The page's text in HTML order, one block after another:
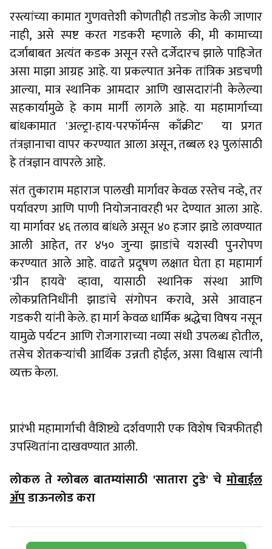
रस्त्यांच्या कामात गुणवत्तेशी कोणतीही तडजोड केली जाणार
नाही, असे स्पष्ट करत गडकरी म्हणाले की, मी कामाच्या
दर्जाबाबत अत्यंत कडक असून रस्ते दर्जेदारच झाले पाहिजेत
असा माझा आग्रह आहे. या प्रकल्पात अनेक तांत्रिक अडचणी
आल्या, मात्र स्थानिक आमदार आणि खासदारांनी केलेल्या
सहकार्यामुळे हे काम मार्गी लागले आहे. या महामार्गाच्या
बांधकामात 'अल्ट्रा-हाय-परफॉर्मन्स काँक्रीट' या प्रगत
तंत्रज्ञानाचा वापर करण्यात आला असून, तब्बल १३ पुलांसाठी
हे तंत्रज्ञान वापरले आहे.
संत तुकाराम महाराज पालखी मार्गावर केवळ रस्तेच नव्हे, तर
पर्यावरण आणि पाणी नियोजनावरही भर देण्यात आला आहे.
या मार्गावर ४६ तलाव बांधले असून ४० हजार झाडे लावण्यात
आली आहेत, तर ४५० जुन्या झाडांचे यशस्वी पुनरोपण
करण्यात आले आहे. वाढते प्रदूषण लक्षात घेता हा महामार्ग
'ग्रीन हायवे' व्हावा, यासाठी स्थानिक संस्था आणि
लोकप्रतिनिधींनी झाडांचे संगोपन करावे, असे आवाहन
गडकरी यांनी केले. हा मार्ग केवळ धार्मिक श्रद्धेचा विषय नसून
यामुळे पर्यटन आणि रोजगाराच्या नव्या संधी उपलब्ध होतील,
तसेच शेतकऱ्यांची आर्थिक उन्नती होईल, असा विश्वास त्यांनी
व्यक्त केला.
प्रारंभी महामार्गाची वैशिष्ट्ये दर्शवणारी एक विशेष चित्रफीतही
उपस्थितांना दाखवण्यात आली.
लोकल ते ग्लोबल बातम्यांसाठी 'सातारा टुडे' चे मोबाईल
ॲपडाऊनलोड करा